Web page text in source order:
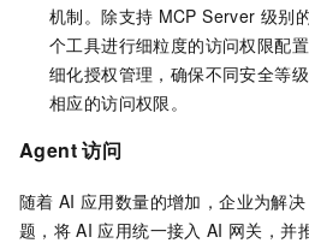
机制。除支持 MCP Server 级别
个工具进行细粒度的访问权限配
细化授权管理，确保不同安全等
相应的访问权限。
Agent 访问
随着 AI 应用数量的增加，企业为解决
题，将 AI 应用统一接入 AI 网关，并